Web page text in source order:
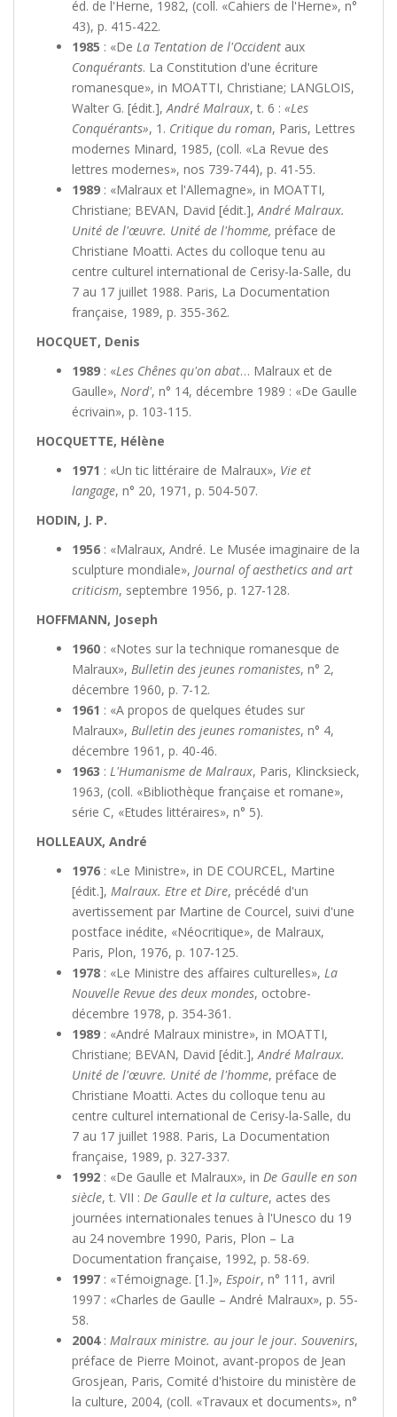
éd. de l'Herne, 1982, (coll. «Cahiers de l'Herne», n°
43), p. 415-422.
1985 : «De La Tentation de l'Occident aux
Conquérants. La Constitution d'une écriture
romanesque», in MOATTI, Christiane; LANGLOIS,
Walter G. [édit.],André Malraux, t. 6 : «Les
Conquérants», 1. Critique du roman, Paris, Lettres
modernes Minard, 1985, (coll. «La Revue des
lettres modernes», nos 739-744), p. 41-55.
1989 : «Malraux et l'Allemagne», in MOATTI,
Christiane; BEVAN, David [édit.],André Malraux.
Unité de l'œuvre. Unité de l'homme, préface de
Christiane Moatti. Actes du colloque tenu au
centre culturel international de Cerisy-la-Salle, du
7 au 17 juillet 1988. Paris, La Documentation
française, 1989, p. 355-362.
HOCQUET, Denis
1989 : «Les Chênes qu'on abat… Malraux et de
Gaulle», Nord', n° 14, décembre 1989 : «De Gaulle
écrivain», p. 103-115.
HOCQUETTE, Hélène
1971 : «Un tic littéraire de Malraux», Vie et
langage, n° 20, 1971, p. 504-507.
HODIN, J. P.
1956 : «Malraux, André. Le Musée imaginaire de la
sculpture mondiale», Journal of aesthetics and art
criticism, septembre 1956, p. 127-128.
HOFFMANN, Joseph
1960 : «Notes sur la technique romanesque de
Malraux», Bulletin des jeunes romanistes, n° 2,
décembre 1960, p. 7-12.
1961 : «A propos de quelques études sur
Malraux», Bulletin des jeunes romanistes, n° 4,
décembre 1961, p. 40-46.
1963 : L'Humanisme de Malraux, Paris, Klincksieck,
1963, (coll. «Bibliothèque française et romane»,
série C, «Etudes littéraires», n° 5).
HOLLEAUX, André
1976 : «Le Ministre», in DE COURCEL, Martine
[édit.], Malraux. Etre et Dire, précédé d'un
avertissement par Martine de Courcel, suivi d'une
postface inédite, «Néocritique», de Malraux,
Paris, Plon, 1976, p. 107-125.
1978 : «Le Ministre des affaires culturelles», La
Nouvelle Revue des deux mondes, octobre-
décembre 1978, p. 354-361.
1989 : «André Malraux ministre», in MOATTI,
Christiane; BEVAN, David [édit.],André Malraux.
Unité de l'œuvre. Unité de l'homme, préface de
Christiane Moatti. Actes du colloque tenu au
centre culturel international de Cerisy-la-Salle, du
7 au 17 juillet 1988. Paris, La Documentation
française, 1989, p. 327-337.
1992 : «De Gaulle et Malraux», in De Gaulle en son
siècle, t. VII : De Gaulle et la culture, actes des
journées internationales tenues à l'Unesco du 19
au 24 novembre 1990, Paris, Plon – La
Documentation française, 1992, p. 58-69.
1997 : «Témoignage. [1.]», Espoir, n° 111, avril
1997 : «Charles de Gaulle – André Malraux», p. 55-
58.
2004: Malraux ministre. au jour le jour. Souvenirs,
préface de Pierre Moinot, avant-propos de Jean
Grosjean, Paris, Comité d'histoire du ministère de
la culture, 2004, (coll. «Travaux et documents», n°